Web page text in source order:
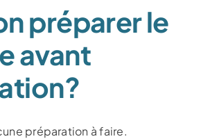
préparer le
avant
préparation à faire.